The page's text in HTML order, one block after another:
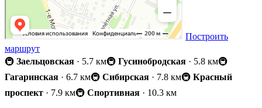
Построить
маршрут
🚇 Заельцовская · 5.7 км🚇 Гусинобродская · 5.8 км🚇
Гагаринская · 6.7 км🚇 Сибирская · 7.8 км🚇 Красный
проспект · 7.9 км🚇 Спортивная · 10.3 км